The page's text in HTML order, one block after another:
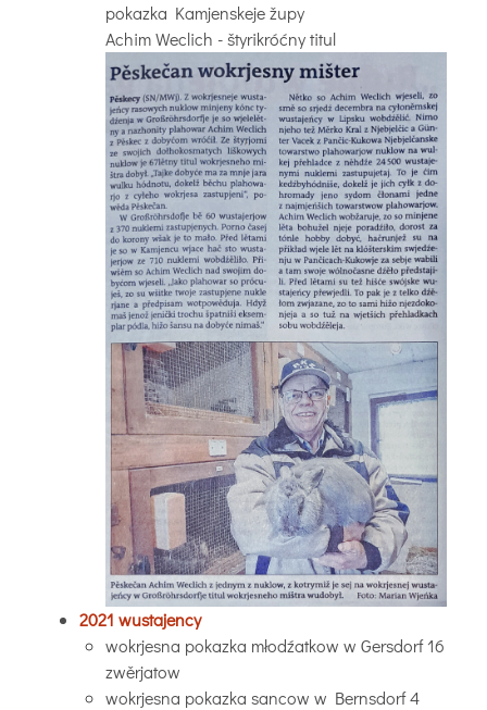
pokazka Kamjenskeje župy
Achim Weclich - štyrikróćny titul
2021 wustajency
wokrjesna pokazka młodźatkow w Gersdorf 16
zwěrjatow
wokrjesna pokazka sancow w Bernsdorf 4